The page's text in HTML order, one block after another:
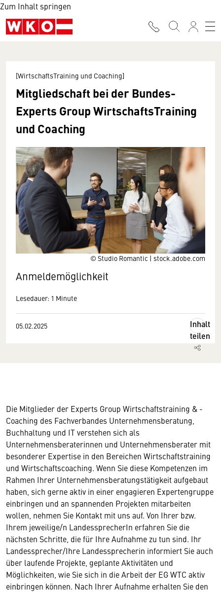
Zum Inhalt springen
© Studio Romantic | stock.adobe.com
[WirtschaftsTraining und Coaching]
Mitgliedschaft bei der Bundes-
Experts Group WirtschaftsTraining
und Coaching
Anmeldemöglichkeit
Lesedauer: 1 Minute
05.02.2025
Inhalt
teilen
Die Mitglieder der Experts Group Wirtschaftstraining & -
Coaching des Fachverbandes Unternehmensberatung,
Buchhaltung und IT verstehen sich als
Unternehmensberaterinnen und Unternehmensberater mit
besonderer Expertise in den Bereichen Wirtschaftstraining
und Wirtschaftscoaching. Wenn Sie diese Kompetenzen im
Rahmen Ihrer Unternehmensberatungstätigkeit aufgebaut
haben, sich gerne aktiv in einer engagieren Expertengruppe
einbringen und an spannenden Projekten mitarbeiten
wollen, nehmen Sie Kontakt mit uns auf. Von Ihrer bzw.
Ihrem jeweilige/n LandessprecherIn erfahren Sie die
nächsten Schritte, die für Ihre Aufnahme zu tun sind. Ihr
Landessprecher/Ihre Landessprecherin informiert Sie auch
über laufende Projekte, geplante Aktivitäten und
Möglichkeiten, wie Sie sich in die Arbeit der EG WTC aktiv
einbringen können. Nach Ihrer Aufnahme erhalten Sie den